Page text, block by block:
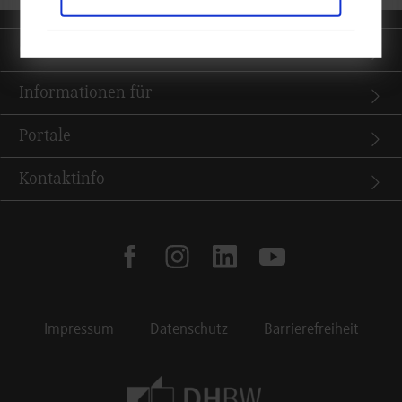
Informationen für
Portale
Kontaktinfo
facebookinstagramlinkedinyoutube
Impressum Datenschutz Barrierefreiheit